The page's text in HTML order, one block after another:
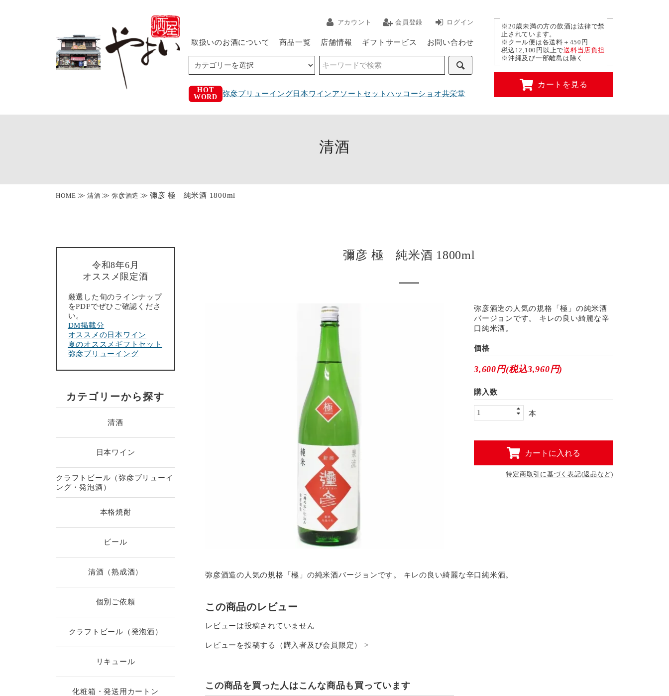
アカウント 会員登録 ログイン
取扱いのお酒について 商品一覧 店舗情報 ギフトサービス お問い合わせ
※20歳未満の方の飲酒は法律で禁
止されています。
※クール便は各送料＋450円
税込12,100円以上で送料当店負担
※沖縄及び一部離島は除く
カートを見る
HOT
WORD
弥彦ブリューイング日本ワインアソートセットハッコーショオ共栄堂
清酒
HOME 清酒 弥彦酒造 彌彦 極 純米酒 1800ml
彌彦 極 純米酒 1800ml
弥彦酒造の人気の規格「極」の純米酒
バージョンです。 キレの良い綺麗な辛
口純米酒。
価格
3,600円(税込3,960円)
購入数
本
カートに入れる
特定商取引に基づく表記(返品など)
弥彦酒造の人気の規格「極」の純米酒バージョンです。 キレの良い綺麗な辛口純米酒。
この商品のレビュー
レビューは投稿されていません
レビューを投稿する（購入者及び会員限定） >
この商品を買った人はこんな商品も買っています
令和8年6月
オススメ限定酒
厳選した旬のラインナップ
をPDFでぜひご確認くださ
い。
DM掲載分
オススメの日本ワイン
夏のオススメギフトセット
弥彦ブリューイング
カテゴリーから探す
清酒
日本ワイン
クラフトビール（弥彦ブリューイ
ング・発泡酒）
本格焼酎
ビール
清酒（熟成酒）
個別ご依頼
クラフトビール（発泡酒）
リキュール
化粧箱・発送用カートン